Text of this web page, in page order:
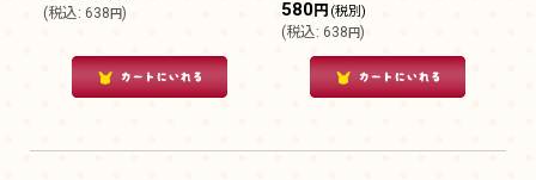
(税込: 638円) 580円 (税別)
(税込: 638円)